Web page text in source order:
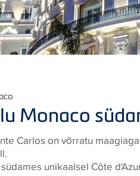
Monaco
Carlos on võrratu
unikaalsel Côte